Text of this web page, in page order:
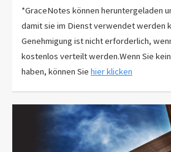
*GraceNotes können heruntergeladen
damit sie im Dienst verwendet werden
Genehmigung ist nicht erforderlich,
kostenlos verteilt werden.Wenn Sie
haben, können Sie hier klicken